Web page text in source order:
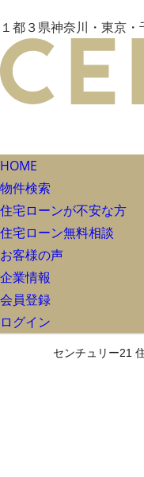
１都３県神奈川・東京
HOME
物件検索
住宅ローンが不安な方
住宅ローン無料相談
お客様の声
企業情報
会員登録
ログイン
センチュリー21